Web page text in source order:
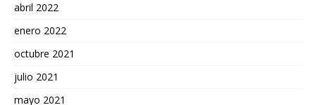
abril 2022
enero 2022
octubre 2021
julio 2021
mayo 2021